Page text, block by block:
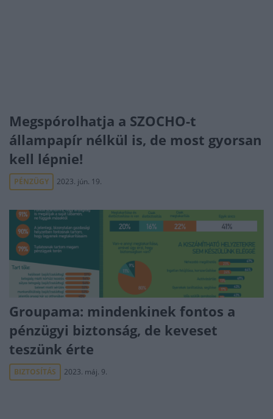
Megspórolhatja a SZOCHO-t
állampapír nélkül is, de most gyorsan
kell lépnie!
PÉNZÜGY 2023. jún. 19.
Groupama: mindenkinek fontos a
pénzügyi biztonság, de keveset
teszünk érte
BIZTOSÍTÁS 2023. máj. 9.